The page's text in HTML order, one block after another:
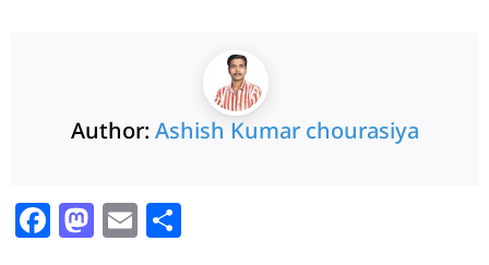
Author: Ashish Kumar chourasiya
F M E